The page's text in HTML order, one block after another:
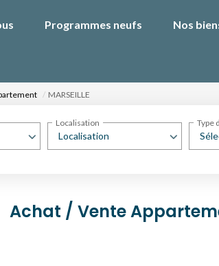
Programmes neufs Nos
MARSEILLE
Localisation
Localisation Type
Achat / Vente